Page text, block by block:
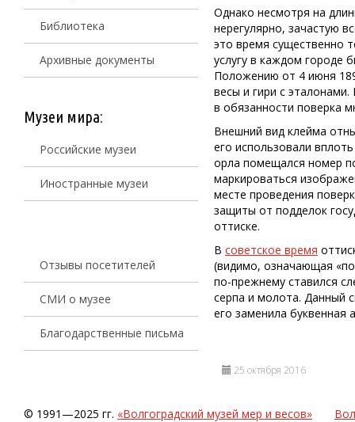
Библиотека
Архивные документы
Музеи мира:
Российские музеи
Иностранные музеи
Отзывы посетителей
СМИ о музее
Благодарственные письма
Однако несмотря на
нерегулярно, зачастую
это время существенно
услугу в каждом городе
Положению от 4 июня
весы и гири с
в обязанности поверка
Внешний вид клейма
его использовали
орла помещался номер
маркироваться
месте проведения
защиты от подделок
оттиске.
В советское время
(видимо, означающая
по-прежнему ставился
серпа и молота. Данный
его заменила буквенная
25 октября 2016
© 1991—2025 гг. «Волгоградский музей мер и весов»